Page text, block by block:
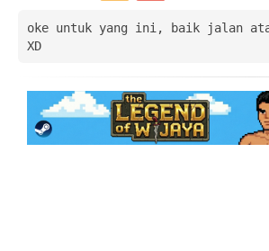
oke untuk yang ini, baik jalan
XD